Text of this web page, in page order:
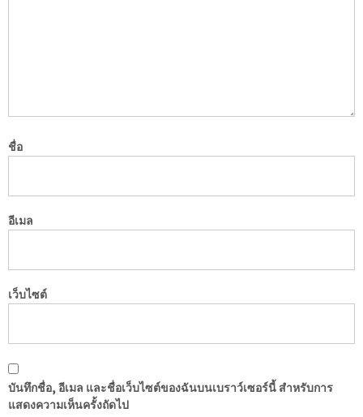
ชื่อ
อีเมล
เว็บไซต์
บันทึกชื่อ, อีเมล และชื่อเว็บไซต์ของฉันบนเบราว์เซอร์นี้ สำหรับการ
แสดงความเห็นครั้งถัดไป